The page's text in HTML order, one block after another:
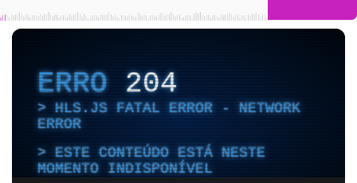
ERRO204
HLS.JS FATAL ERROR - NETWORK
ERROR
ESTE CONTEÚDO ESTÁ NESTE
MOMENTO INDISPONÍVEL